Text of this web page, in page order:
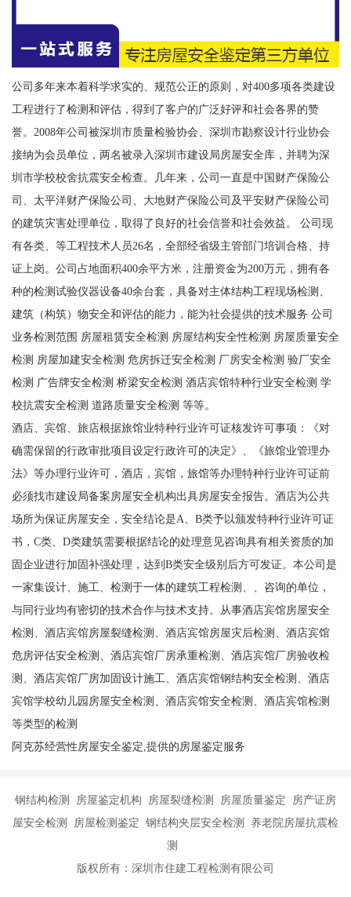
公司多年来本着科学求实的、规范公正的原则，对400多项各类建设
工程进行了检测和评估，得到了客户的广泛好评和社会各界的赞
誉。2008年公司被深圳市质量检验协会、深圳市勘察设计行业协会
接纳为会员单位，两名被录入深圳市建设局房屋安全库，并聘为深
圳市学校校舍抗震安全检查。几年来，公司一直是中国财产保险公
司、太平洋财产保险公司、大地财产保险公司及平安财产保险公司
的建筑灾害处理单位，取得了良好的社会信誉和社会效益。 公司现
有各类、等工程技术人员26名，全部经省级主管部门培训合格、持
证上岗。公司占地面积400余平方米，注册资金为200万元，拥有各
种的检测试验仪器设备40余台套，具备对主体结构工程现场检测、
建筑（构筑）物安全和评估的能力，能为社会提供的技术服务 公司
业务检测范围 房屋租赁安全检测 房屋结构安全性检测 房屋质量安全
检测 房屋加建安全检测 危房拆迁安全检测 厂房安全检测 验厂安全
检测 广告牌安全检测 桥梁安全检测 酒店宾馆特种行业安全检测 学
校抗震安全检测 道路质量安全检测 等等。
酒店、宾馆、旅店根据旅馆业特种行业许可证核发许可事项：《对
确需保留的行政审批项目设定行政许可的决定》、《旅馆业管理办
法》等办理行业许可，酒店，宾馆，旅馆等办理特种行业许可证前
必须找市建设局备案房屋安全机构出具房屋安全报告。酒店为公共
场所为保证房屋安全，安全结论是A、B类予以颁发特种行业许可证
书，C类、D类建筑需要根据结论的处理意见咨询具有相关资质的加
固企业进行加固补强处理，达到B类安全级别后方可发证。本公司是
一家集设计、施工、检测于一体的建筑工程检测、、咨询的单位，
与同行业均有密切的技术合作与技术支持。从事酒店宾馆房屋安全
检测、酒店宾馆房屋裂缝检测、酒店宾馆房屋灾后检测、酒店宾馆
危房评估安全检测、酒店宾馆厂房承重检测、酒店宾馆厂房验收检
测、酒店宾馆厂房加固设计施工、酒店宾馆钢结构安全检测、酒店
宾馆学校幼儿园房屋安全检测、酒店宾馆安全检测、酒店宾馆检测
等类型的检测
阿克苏经营性房屋安全鉴定,提供的房屋鉴定服务
钢结构检测 房屋鉴定机构 房屋裂缝检测 房屋质量鉴定 房产证房
屋安全检测 房屋检测鉴定 钢结构夹层安全检测 养老院房屋抗震检
测
版权所有：深圳市住建工程检测有限公司